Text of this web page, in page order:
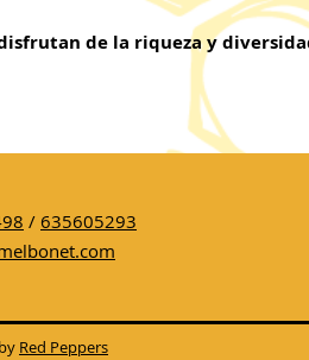
de la riqueza y
/ 635605293
Red Peppers